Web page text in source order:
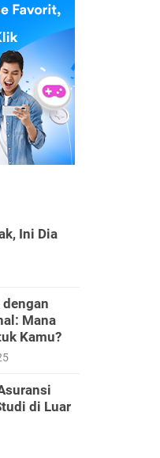
Ini Dia
Mana
Kamu?
di Luar